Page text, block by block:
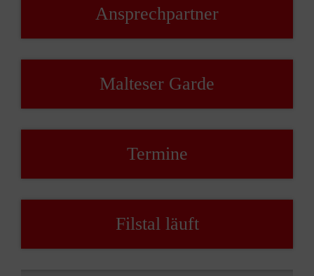
Ansprechpartner
Malteser Garde
Termine
Filstal läuft